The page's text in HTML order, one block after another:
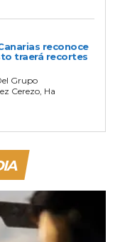
reconoce
traerá recortes
Grupo
Cerezo, Ha